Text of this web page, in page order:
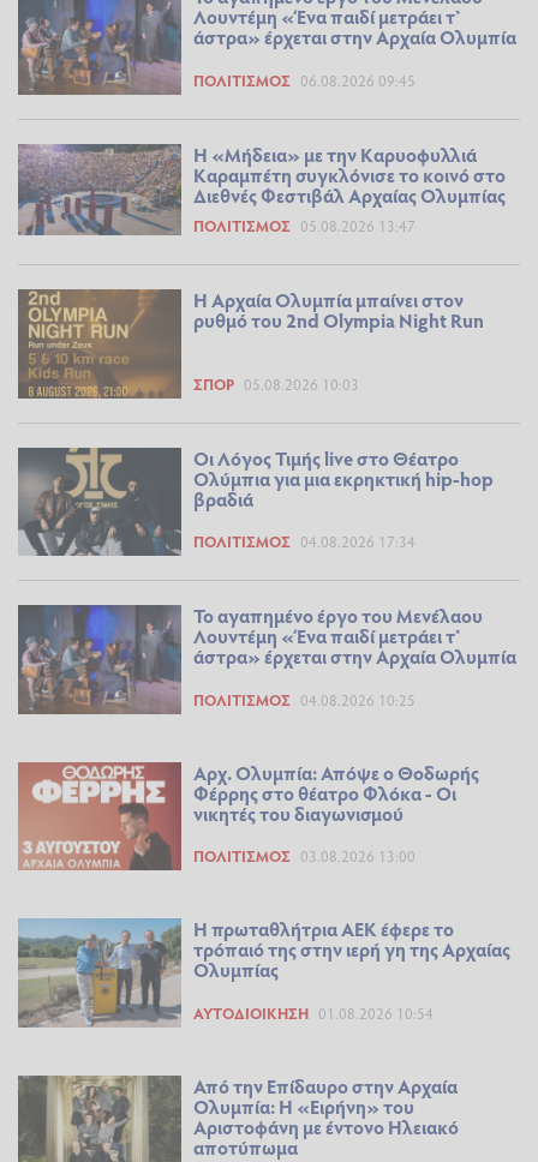
Λουντέμη «Ένα παιδί μετράει τ’
άστρα» έρχεται στην Αρχαία Ολυμπία
ΠΟΛΙΤΙΣΜΌΣ 06.08.2026 09:45
Η «Μήδεια» με την Καρυοφυλλιά
Καραμπέτη συγκλόνισε το κοινό στο
Διεθνές Φεστιβάλ Αρχαίας Ολυμπίας
ΠΟΛΙΤΙΣΜΌΣ 05.08.2026 13:47
Η Αρχαία Ολυμπία μπαίνει στον
ρυθμό του 2nd Olympia Night Run
ΣΠΟΡ 05.08.2026 10:03
Οι Λόγος Τιμής live στο Θέατρο
Ολύμπια για μια εκρηκτική hip-hop
βραδιά
ΠΟΛΙΤΙΣΜΌΣ 04.08.2026 17:34
Το αγαπημένο έργο του Μενέλαου
Λουντέμη «Ένα παιδί μετράει τ’
άστρα» έρχεται στην Αρχαία Ολυμπία
ΠΟΛΙΤΙΣΜΌΣ 04.08.2026 10:25
Αρχ. Ολυμπία: Απόψε ο Θοδωρής
Φέρρης στο θέατρο Φλόκα - Οι
νικητές του διαγωνισμού
ΠΟΛΙΤΙΣΜΌΣ 03.08.2026 13:00
Η πρωταθλήτρια ΑΕΚ έφερε το
τρόπαιό της στην ιερή γη της Αρχαίας
Ολυμπίας
ΑΥΤΟΔΙΟΊΚΗΣΗ 01.08.2026 10:54
Από την Επίδαυρο στην Αρχαία
Ολυμπία: Η «Ειρήνη» του
Αριστοφάνη με έντονο Ηλειακό
αποτύπωμα